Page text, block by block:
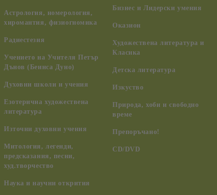
Астрология, номерология,
хиромантия, физиогномика
Радиестезия
Учението на Учителя Петър
Дънов (Беинса Дуно)
Духовни школи и учения
Езотерична художествена
литература
Източни духовни учения
Митология, легенди,
предсказания, песни,
худ.творчество
Наука и научни открития
Бизнес и Лидерски умения
Оказион
Художествена литература и
Класика
Детска литература
Изкуство
Природа, хоби и свободно
време
Препоръчано!
CD/DVD